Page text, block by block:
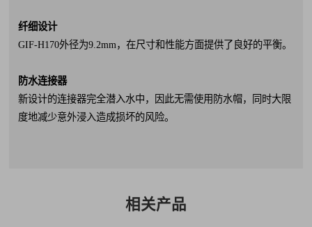
纤细设计
GIF-H170外径为9.2mm，在尺寸和性能方面提供了良好的平衡。
防水连接器
新设计的连接器完全潜入水中，因此无需使用防水帽，同时大限
度地减少意外浸入造成损坏的风险。
相关产品